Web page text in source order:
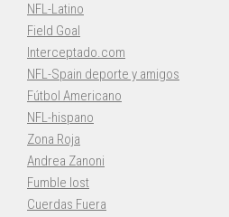
NFL-Latino
Field Goal
Interceptado.com
NFL-Spain deporte y amigos
Fútbol Americano
NFL-hispano
Zona Roja
Andrea Zanoni
Fumble lost
Cuerdas Fuera